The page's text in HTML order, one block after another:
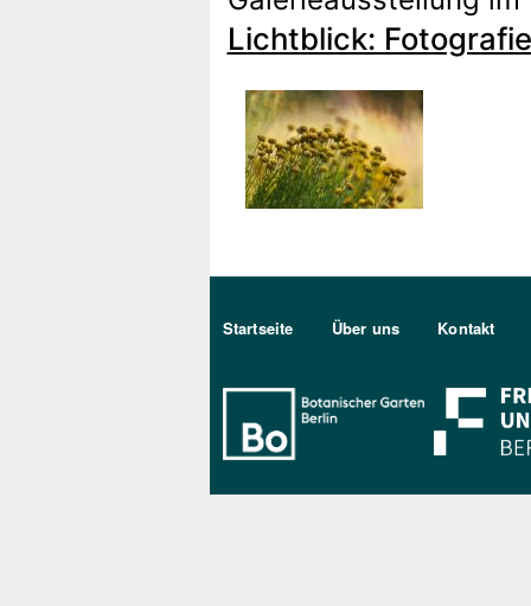
Lichtblick:
Sekundärmenu DE
Startseite Über uns Kontakt
Bo Berlin